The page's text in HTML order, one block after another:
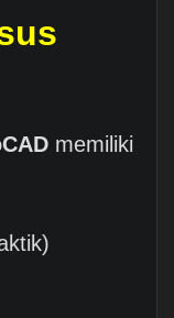
memiliki